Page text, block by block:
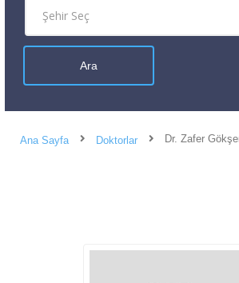
Ana Sayfa Doktorlar Dr. Zafer